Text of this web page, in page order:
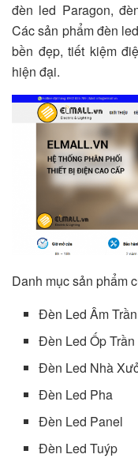
đèn led Paragon,
Các sản phẩm đèn
bền đẹp, tiết kiệm
hiện đại.
Danh mục sản phẩm
Đèn Led Âm Trần
Đèn Led Ốp Trần
Đèn Led Nhà
Đèn Led Pha
Đèn Led Panel
Đèn Led Tuýp